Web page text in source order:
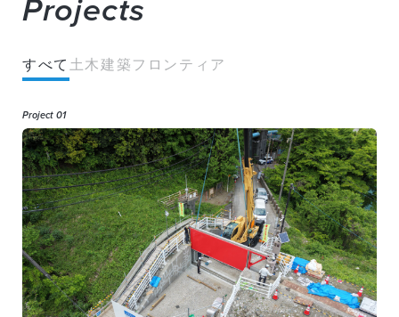
Projects
すべて 土木 建築 フロンティア
Project 01